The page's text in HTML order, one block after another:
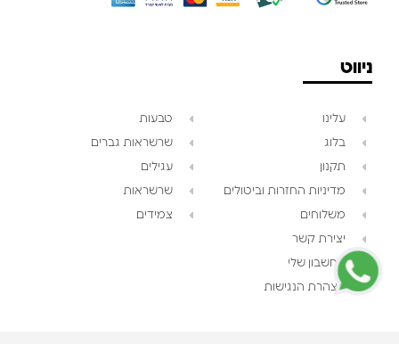
ניווט
עלינו
בלוג
תקנון
מדיניות החזרות וביטולים
משלוחים
יצירת קשר
החשבון שלי
הצהרת הנגישות
טבעות
שרשראות גברים
עגילים
שרשראות
צמידים
💬 נחזור אליך בהקדם